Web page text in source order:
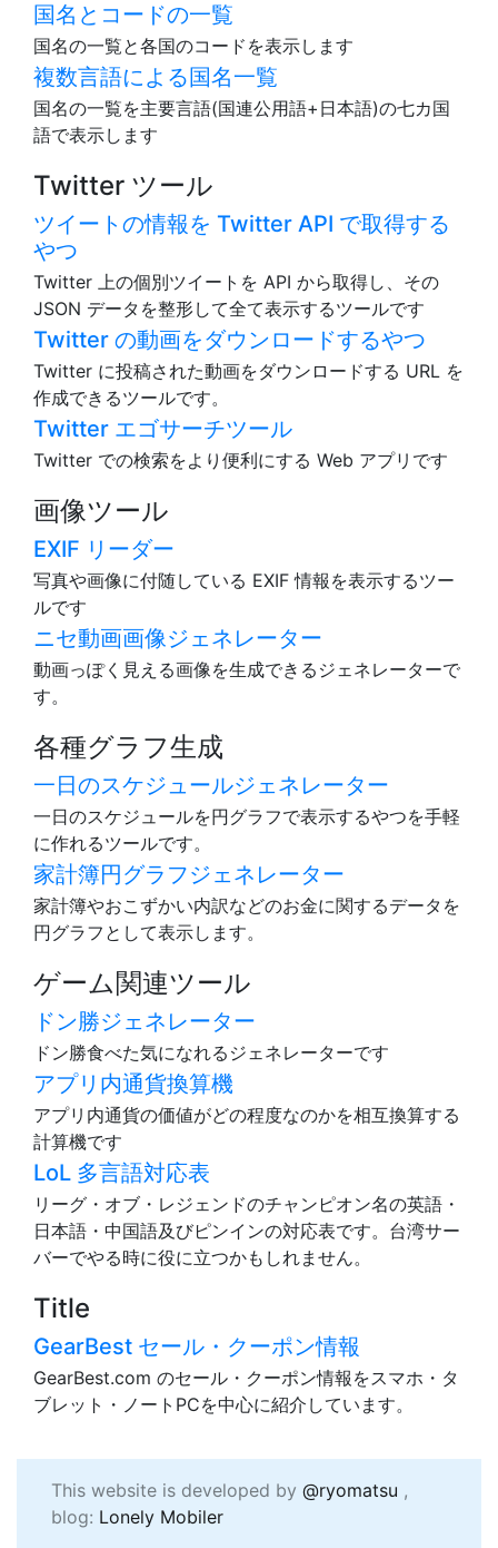
国名とコードの一覧
国名の一覧と各国のコードを表示します
複数言語による国名一覧
国名の一覧を主要言語(国連公用語+日本語)の七カ国
語で表示します
Twitter ツール
ツイートの情報を Twitter API で取得する
やつ
Twitter 上の個別ツイートを API から取得し、その
JSON データを整形して全て表示するツールです
Twitter の動画をダウンロードするやつ
Twitter に投稿された動画をダウンロードする URL を
作成できるツールです。
Twitter エゴサーチツール
Twitter での検索をより便利にする Web アプリです
画像ツール
EXIF リーダー
写真や画像に付随している EXIF 情報を表示するツー
ルです
ニセ動画画像ジェネレーター
動画っぽく見える画像を生成できるジェネレーターで
す。
各種グラフ生成
一日のスケジュールジェネレーター
一日のスケジュールを円グラフで表示するやつを手軽
に作れるツールです。
家計簿円グラフジェネレーター
家計簿やおこずかい内訳などのお金に関するデータを
円グラフとして表示します。
ゲーム関連ツール
ドン勝ジェネレーター
ドン勝食べた気になれるジェネレーターです
アプリ内通貨換算機
アプリ内通貨の価値がどの程度なのかを相互換算する
計算機です
LoL 多言語対応表
リーグ・オブ・レジェンドのチャンピオン名の英語・
日本語・中国語及びピンインの対応表です。台湾サー
バーでやる時に役に立つかもしれません。
Title
GearBest セール・クーポン情報
GearBest.com のセール・クーポン情報をスマホ・タ
ブレット・ノートPCを中心に紹介しています。
This website is developed by @ryomatsu ,
blog: Lonely Mobiler